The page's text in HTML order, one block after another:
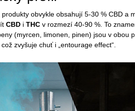
obvykle obsahují 5-30 % CBD a
CBD i THC v rozmezí 40-90 %. To
(myrcen, limonen, pinen) jsou v obou
zvyšuje chuť i „entourage effect“.